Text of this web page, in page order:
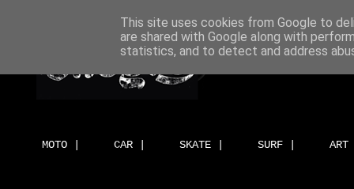
MOTO | CAR | SKATE | SURF |
This site uses cookies from Google to
are shared with Google along with
statistics, and to detect and address